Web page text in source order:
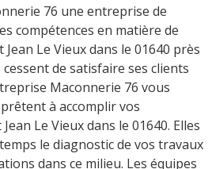
76 une entreprise de
compétences en matière de
Le Vieux dans le 01640 près
de satisfaire ses clients
Maconnerie 76 vous
à accomplir vos
Le Vieux dans le 01640. Elles
le diagnostic de vos travaux
dans ce milieu. Les équipes